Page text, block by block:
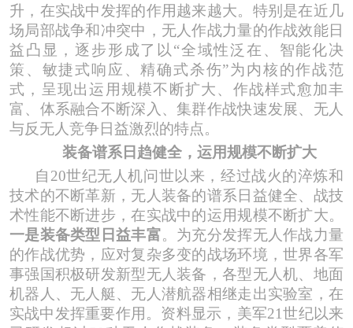
升，在实战中发挥的作用越来越大。特别是在近几
场局部战争和冲突中，无人作战力量的作战效能日
益凸显，逐步形成了以“全域性泛在、智能化决
策、敏捷式响应、精确式杀伤”为内核的作战范
式，呈现出运用规模不断扩大、作战样式愈加丰
富、体系融合不断深入、集群作战快速发展、无人
与反无人竞争日益激烈的特点。
装备谱系日趋健全， 运用规模不断扩大
自 20世纪无人机问世以来，经过战火的淬炼和
技术的不断革新，无人装备的谱系日益健全、战技
术性能不断进步，在实战中的运用规模不断扩大。
一是装备类型日益丰富。为充分发挥无人作战力量
的作战优势，应对复杂多变的战场环境，世界各军
事强国积极研发新型无人装备，各型无人机、地面
机器人、无人艇、无人潜航器相继走出实验室，在
实战中发挥重要作用。资料显示，美军21世纪以来